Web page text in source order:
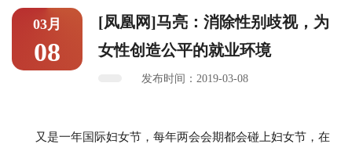
03月
08
[凤凰网]马亮：消除性别歧视，为
女性创造公平的就业环境
发布时间：2019-03-08
又是一年国际妇女节，每年两会会期都会碰上妇女节，在